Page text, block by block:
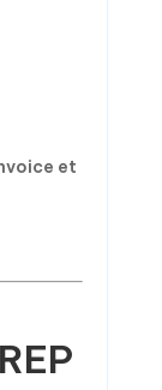
et